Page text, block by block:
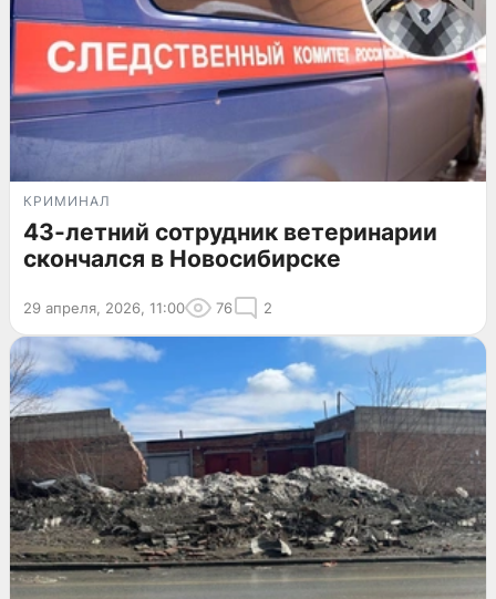
КРИМИНАЛ
43-летний сотрудник ветеринарии
скончался в Новосибирске
29 апреля, 2026, 11:00 76 2